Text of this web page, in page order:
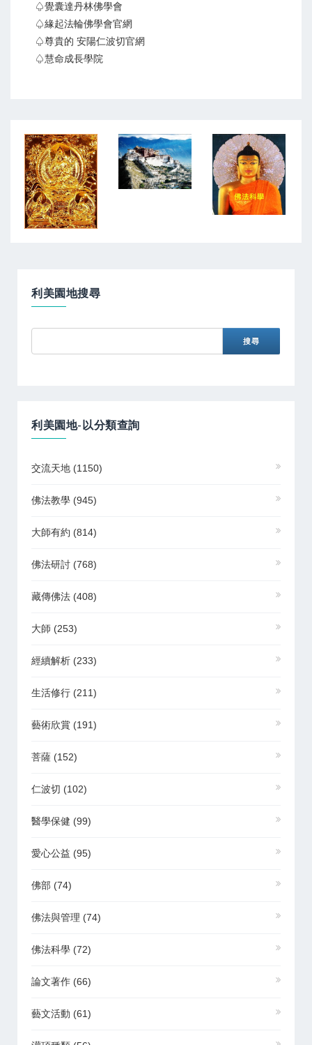
♤覺囊達丹林佛學會
♤緣起法輪佛學會官網
♤尊貴的 安陽仁波切官網
♤慧命成長學院
利美園地搜尋
利美園地-以分類查詢
交流天地 (1150)
佛法教學 (945)
大師有約 (814)
佛法研討 (768)
藏傳佛法 (408)
大師 (253)
經續解析 (233)
生活修行 (211)
藝術欣賞 (191)
菩薩 (152)
仁波切 (102)
醫學保健 (99)
愛心公益 (95)
佛部 (74)
佛法與管理 (74)
佛法科學 (72)
論文著作 (66)
藝文活動 (61)